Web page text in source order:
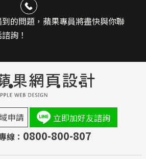
的問題，蘋果專員將盡快與你聯
詢！
申請
立即加好友諮詢
線： 0800-800-807